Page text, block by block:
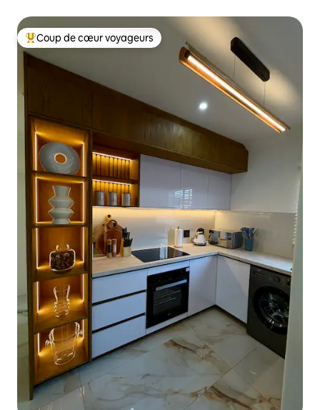
Coups de cœur voyageurs les plus appréciés
Coup de cœur voyageurs